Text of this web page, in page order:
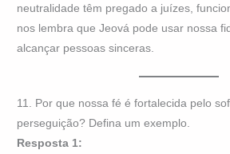
neutralidade têm pregado a juízes,
nos lembra que Jeová pode usar nossa
alcançar pessoas sinceras.
11. Por que nossa fé é fortalecida pelo
perseguição? Defina um exemplo.
Resposta 1: